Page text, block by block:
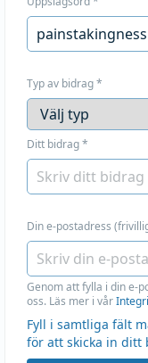
Typ av bidrag*
Ditt bidrag*
Din e-postadress
Genom att fylla i din e-
oss. Läs mer i vår
Fyll i samtliga fält
för att skicka in ditt